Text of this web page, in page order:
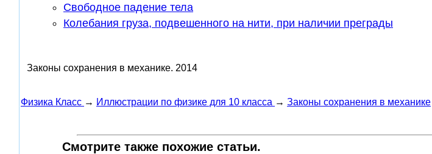
Свободное падение тела
Колебания груза, подвешенного на нити, при наличии преграды
Законы сохранения в механике. 2014
Физика Класс → Иллюстрации по физике для 10 класса → Законы сохранения в механике
Смотрите также похожие статьи.